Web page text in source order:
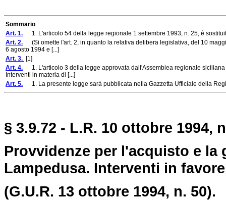
Sommario
Art. 1. 1. L'articolo 54 della legge regionale 1 settembre 1993, n. 25, è
Art. 2. (Si omette l'art. 2, in quanto la relativa delibera legislativa, del 10
6 agosto 1994 e [...]
Art. 3. [1]
Art. 4. 1. L'articolo 3 della legge approvata dall'Assemblea regionale
Interventi in materia di [...]
Art. 5. 1. La presente legge sarà pubblicata nella Gazzetta Ufficiale della
§ 3.9.72 - L.R. 10 ottobre 1994,
Provvidenze per l'acquisto e
Lampedusa. Interventi in
(G.U.R. 13 ottobre 1994, n. 50).